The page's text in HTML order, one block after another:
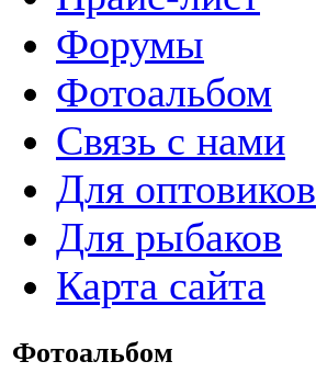
Форумы
Фотоальбом
Связь с нами
Для оптовиков
Для рыбаков
Карта сайта
Фотоальбом